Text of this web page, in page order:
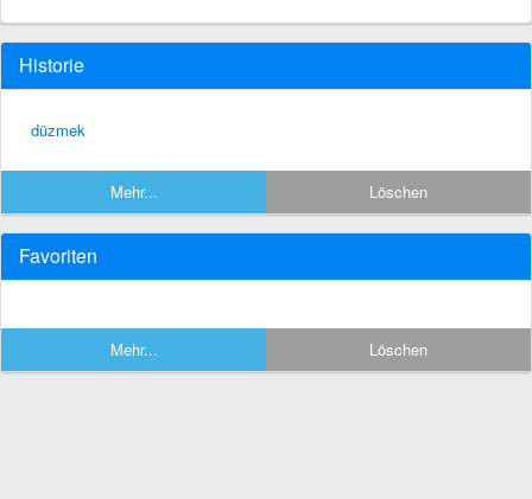
Historie
düzmek
Mehr... Löschen
Favoriten
Mehr... Löschen